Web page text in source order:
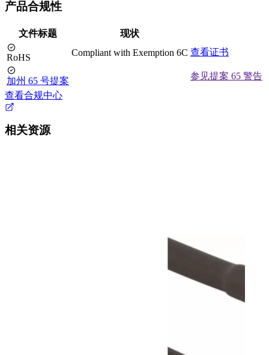
产品合规性
文件标题 现状
RoHS Compliant with Exemption 6C 查看证书
加州 65 号提案
参见提案 65 警告
查看合规中心
相关资源